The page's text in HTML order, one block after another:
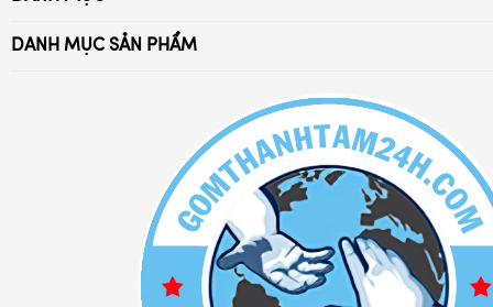
DANH MỤC SẢN PHẨM
Bình lọ hoa sứ
Bình hút lộc gốm sứ đẹp
Chính Sách Bảo Hành
Chính Sách Đổi Trả
Chính Sách Vận Chuyển
Phương Thức Thanh Toán
0869.294.028 - 032.976.4052